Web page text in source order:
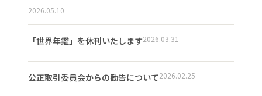
2026.05.10
「世界年鑑」を休刊いたします2026.03.31
公正取引委員会からの勧告について2026.02.25